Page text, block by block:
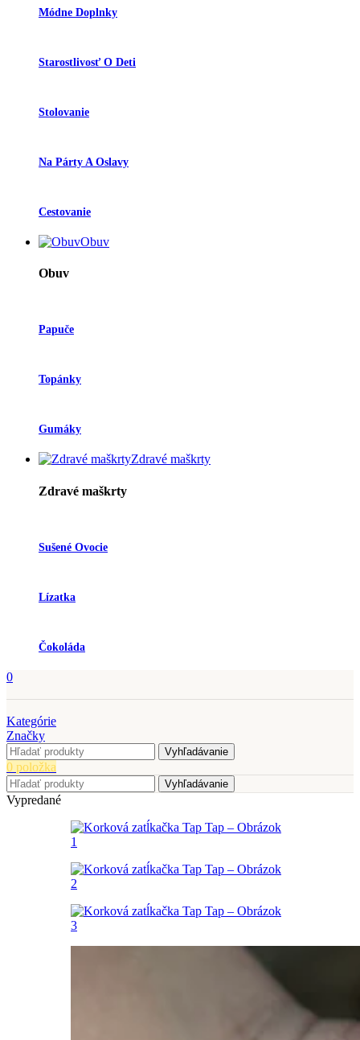
Módne Doplnky
Starostlivosť O Deti
Stolovanie
Na Párty A Oslavy
Cestovanie
Obuv
Obuv
Papuče
Topánky
Gumáky
Zdravé maškrty
Zdravé maškrty
Sušené Ovocie
Lízatka
Čokoláda
0
Kategórie
Značky
Vyhľadávanie
0 položka
Vyhľadávanie
Vypredané